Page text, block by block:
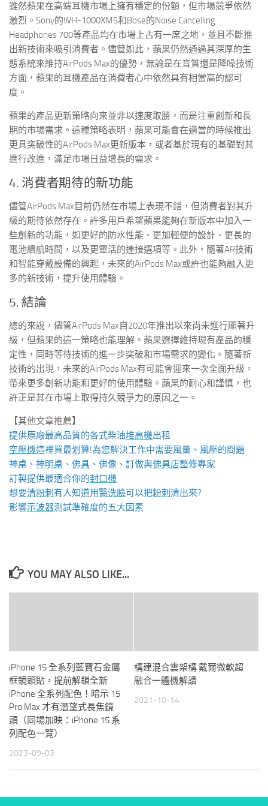
雖然蘋果在高端耳機市場上擁有穩定的份額，但市場競爭依然
激烈。Sony的WH-1000XM5和Bose的Noise Cancelling
Headphones 700等產品均在市場上占有一席之地，並且不斷推
出新技術來吸引消費者。儘管如此，蘋果仍然通過其深厚的生
態系統來維持AirPods Max的優勢，無論是在音質還是降噪技術
方面，蘋果的耳機產品在消費者心中依然具有相當高的認可
度。
蘋果的產品更新策略向來並非以速度取勝，而是注重創新和長
期的市場需求。這種策略表明，蘋果可能會在適當的時候推出
更具突破性的AirPods Max更新版本，或者基於現有的基礎對其
進行改進，滿足市場日益增長的需求。
4. 消費者期待的新功能
儘管AirPods Max目前仍然在市場上表現不錯，但消費者對其升
級的期待依然存在。許多用戶希望蘋果能夠在新版本中加入一
些創新的功能，如更好的防水性能、更加輕便的設計、更長的
電池續航時間，以及更靈活的連接選項等。此外，隨著AR技術
和智能穿戴設備的興起，未來的AirPods Max或許也能夠融入更
多的新技術，提升使用體驗。
5. 結論
總的來說，儘管AirPods Max自2020年推出以來尚未進行顯著升
級，但蘋果的這一策略也能理解。蘋果選擇維持現有產品的穩
定性，同時等待技術的進一步突破和市場需求的變化。隨著新
技術的出現，未來的AirPods Max有可能會迎來一次全面升級，
帶來更多創新功能和更好的使用體驗。蘋果的耐心和謹慎，也
許正是其在市場上取得持久競爭力的原因之一。
【其他文章推薦】
提供原廠最高品質的各式柴油堆高機出租
空壓機這裡買最划算!為您解決工作中需要風量、風壓的問題
神桌、 神明桌 、 佛具 、佛像、訂做與佛具店整修專家
訂製提供最適合你的封口機
想要清粉刺 有人知道用醫洗臉可以把粉刺 清出來?
影響示波器測試準確度的五大因素
YOU MAY ALSO LIKE...
iPhone 15 全系列藍寶石金屬
框鏡頭貼，提前解鎖全新
iPhone 全系列配色！暗示 15
Pro Max 才有潛望式長焦鏡
頭（同場加映：iPhone 15 系
列配色一覽）
2023-09-03
構建混合雲架構 戴爾微軟超
融合一體機解讀
2021-10-14